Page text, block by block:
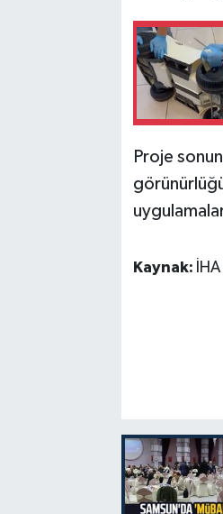
Proje
Kaynak: İHA